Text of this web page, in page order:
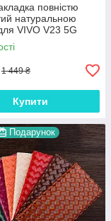
повністю
натуральною
VIVO V23 5G
1 449 ₴
Купити
Подарунок